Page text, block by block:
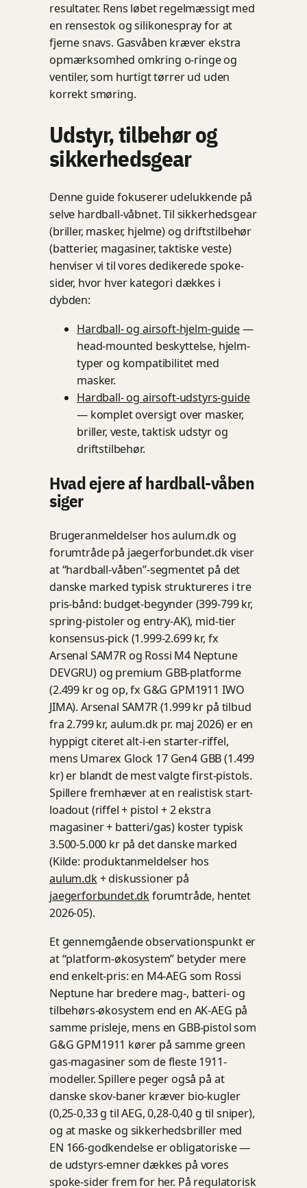
resultater. Rens løbet regelmæssigt med
en rensestok og silikonespray for at
fjerne snavs. Gasvåben kræver ekstra
opmærksomhed omkring o-ringe og
ventiler, som hurtigt tørrer ud uden
korrekt smøring.
Udstyr, tilbehør og
sikkerhedsgear
Denne guide fokuserer udelukkende på
selve hardball-våbnet. Til sikkerhedsgear
(briller, masker, hjelme) og driftstilbehør
(batterier, magasiner, taktiske veste)
henviser vi til vores dedikerede spoke-
sider, hvor hver kategori dækkes i
dybden:
Hardball- og airsoft-hjelm-guide—
head-mounted beskyttelse, hjelm-
typer og kompatibilitet med
masker.
Hardball- og airsoft-udstyrs-guide
— komplet oversigt over masker,
briller, veste, taktisk udstyr og
driftstilbehør.
Hvad ejere af hardball-våben
siger
Brugeranmeldelser hos aulum.dk og
forumtråde på jaegerforbundet.dk viser
at “hardball-våben”-segmentet på det
danske marked typisk struktureres i tre
pris-bånd: budget-begynder (399-799 kr,
spring-pistoler og entry-AK), mid-tier
konsensus-pick (1.999-2.699 kr, fx
Arsenal SAM7R og Rossi M4 Neptune
DEVGRU) og premium GBB-platforme
(2.499 kr og op, fx G&G GPM1911 IWO
JIMA). Arsenal SAM7R (1.999 kr på tilbud
fra 2.799 kr, aulum.dk pr. maj 2026) er en
hyppigt citeret alt-i-en starter-riffel,
mens Umarex Glock 17 Gen4 GBB (1.499
kr) er blandt de mest valgte first-pistols.
Spillere fremhæver at en realistisk start-
loadout (riffel + pistol + 2 ekstra
magasiner + batteri/gas) koster typisk
3.500-5.000 kr på det danske marked
(Kilde: produktanmeldelser hos
aulum.dk+ diskussioner på
jaegerforbundet.dkforumtråde, hentet
2026-05).
Et gennemgående observationspunkt er
at “platform-økosystem” betyder mere
end enkelt-pris: en M4-AEG som Rossi
Neptune har bredere mag-, batteri- og
tilbehørs-økosystem end en AK-AEG på
samme prisleje, mens en GBB-pistol som
G&G GPM1911 kører på samme green
gas-magasiner som de fleste 1911-
modeller. Spillere peger også på at
danske skov-baner kræver bio-kugler
(0,25-0,33 g til AEG, 0,28-0,40 g til sniper),
og at maske og sikkerhedsbriller med
EN 166-godkendelse er obligatoriske —
de udstyrs-emner dækkes på vores
spoke-sider frem for her. På regulatorisk